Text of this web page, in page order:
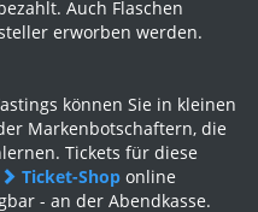
Auch Flaschen
erworben werden.
können Sie in kleinen
Markenbotschaftern, die
Tickets für diese
Ticket-Shop online
- an der Abendkasse.